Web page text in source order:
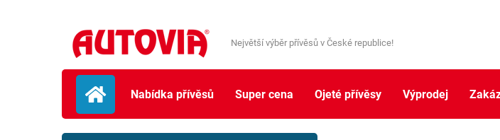
Největší výběr přívěsů v České republice!
Nabídka přívěsů Super cena Ojeté přívěsy Výprodej